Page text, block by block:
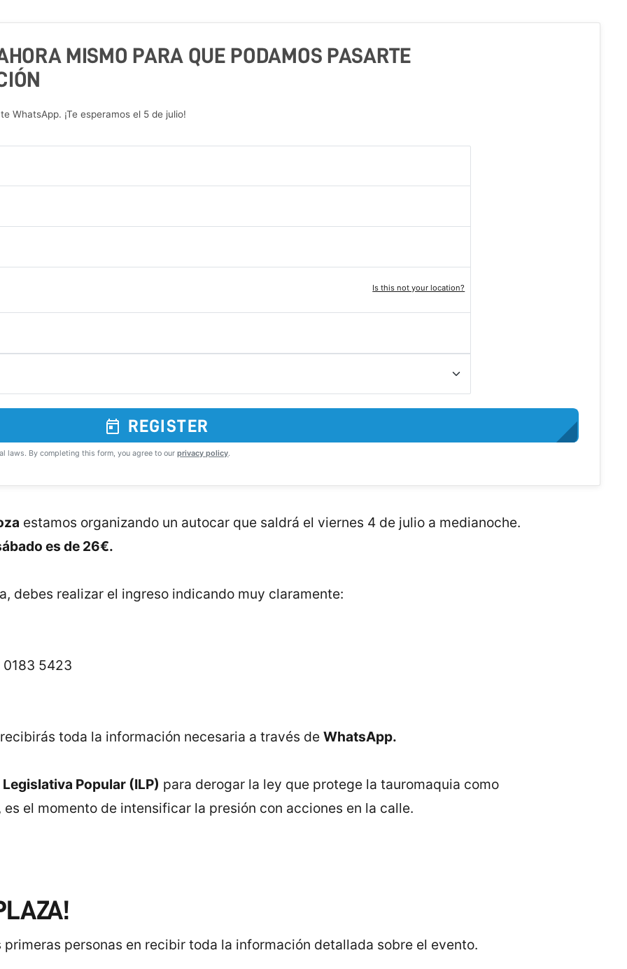
MISMO PARA QUE PODAMOS PASARTE
WhatsApp. ¡Te esperamos el 5 de julio!
Is this not your location?
REGISTER
laws. By completing this form, you agree to ourprivacy policy.
estamos organizando un autocar que saldrá el viernes 4 de julio a medianoche.
es de 26€.
debes realizar el ingreso indicando muy claramente:
0183 5423
toda la información necesaria a través de WhatsApp.
Popular (ILP) para derogar la ley que protege la tauromaquia como
es el momento de intensificar la presión con acciones en la calle.
personas en recibir toda la información detallada sobre el evento.